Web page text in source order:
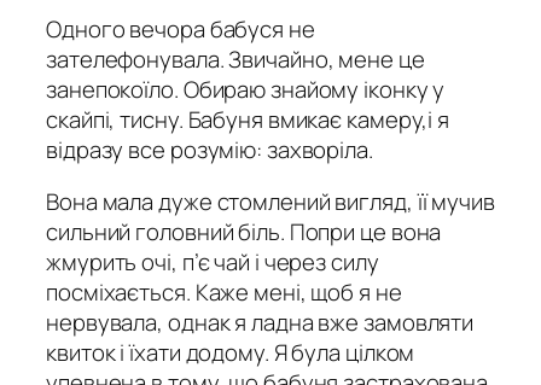
Одного вечора бабуся не
зателефонувала. Звичайно, мене це
занепокоїло. Обираю знайому іконку у
скайпі, тисну. Бабуня вмикає камеру,і я
відразу все розумію: захворіла.
Вона мала дуже стомлений вигляд, її мучив
сильний головний біль. Попри це вона
жмурить очі, п’є чай і через силу
посміхається. Каже мені, щоб я не
нервувала, однак я ладна вже замовляти
квиток і їхати додому. Я була цілком